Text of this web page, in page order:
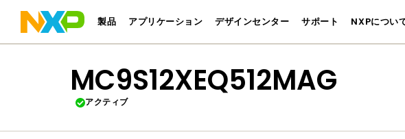
製品 アプリケーション デザインセンター サポート NXPについ
MC9S12XEQ512MAG
アクティブ